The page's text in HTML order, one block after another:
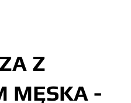
Z
MĘSKA -